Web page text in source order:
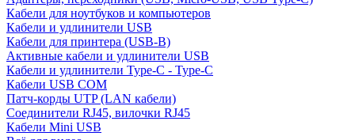
Кабели для ноутбуков и компьютеров
Кабели и удлинители USB
Кабели для принтера (USB-B)
Активные кабели и удлинители USB
Кабели и удлинители Type-C - Type-C
Кабели USB COM
Патч-корды UTP (LAN кабели)
Соединители RJ45, вилочки RJ45
Кабели Mini USB